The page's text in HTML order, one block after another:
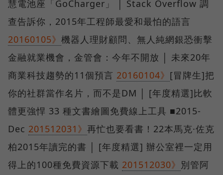
慧電池座「GoCharger」 │ Stack Overflow 調
查告訴你，2015年工程師最愛和最怕的語言
20160105》 機器人理財顧問、無人純網銀恐衝擊
金融就業機會，金管會：今年不開放 │ 未來20年
商業科技趨勢的11個預言 20160104》 [冒牌生]把
你的社群當作名片，而不是DM │ [年度精選]比軟
體更強悍 33 種文書繪圖免費線上工具 ■2015-
Dec 201512031》 再忙也要看書！22本馬克·佐克
柏2015年讀完的書 │ [年度精選] 辦公室裡一定用
得上的100種免費資源下載 201512030》 別管阿